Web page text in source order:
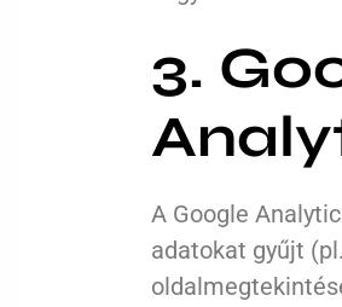
3.
A Google
adatokat gyűjt